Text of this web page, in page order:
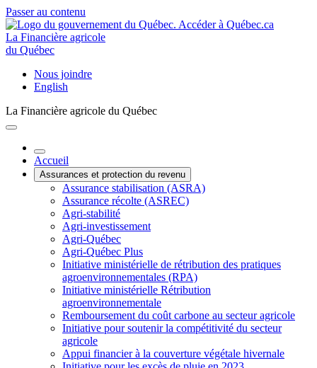
Passer au contenu
La Financière agricole
du Québec
Nous joindre
English
La Financière agricole du Québec
Accueil
Assurances et protection du revenu
Assurance stabilisation (ASRA)
Assurance récolte (ASREC)
Agri-stabilité
Agri-investissement
Agri-Québec
Agri-Québec Plus
Initiative ministérielle de rétribution des pratiques
agroenvironnementales (RPA)
Initiative ministérielle Rétribution
agroenvironnementale
Remboursement du coût carbone au secteur agricole
Initiative pour soutenir la compétitivité du secteur
agricole
Appui financier à la couverture végétale hivernale